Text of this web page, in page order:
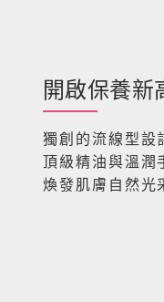
開啟保養新
獨創的流線型設
頂級精油與溫潤
煥發肌膚自然光